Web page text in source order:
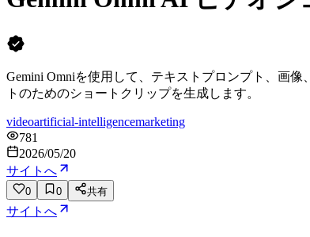
Gemini Omniを使用して、テキストプロンプト、画
トのためのショートクリップを生成します。
videoartificial-intelligencemarketing
781
2026/05/20
サイトへ
0 0 共有
サイトへ